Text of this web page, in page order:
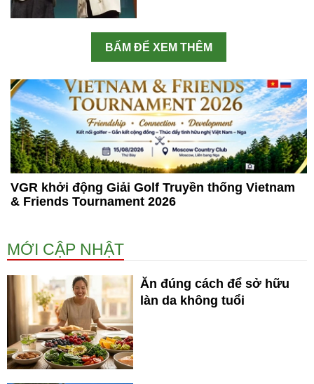
BẤM ĐỂ XEM THÊM
VGR khởi động Giải Golf Truyền thống Vietnam
& Friends Tournament 2026
MỚI CẬP NHẬT
Ăn đúng cách để sở hữu
làn da không tuổi